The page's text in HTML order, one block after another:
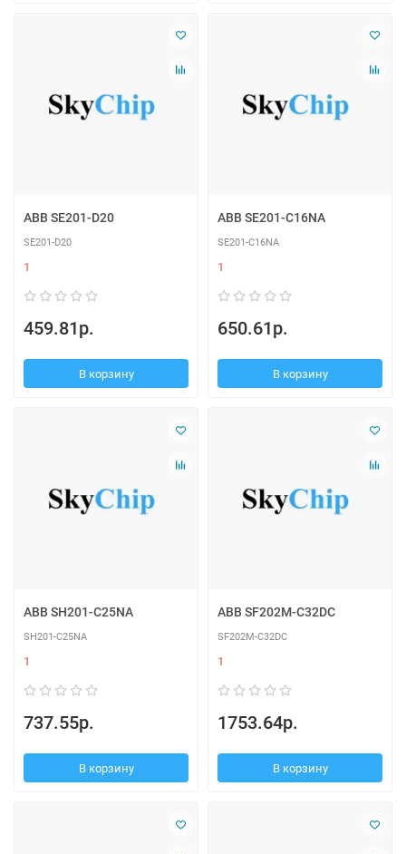
ABB SE201-D20
SE201-D20
1
459.81р.
В корзину
ABB SE201-C16NA
SE201-C16NA
1
650.61р.
В корзину
ABB SH201-C25NA
SH201-C25NA
1
737.55р.
В корзину
ABB SF202M-C32DC
SF202M-C32DC
1
1753.64р.
В корзину